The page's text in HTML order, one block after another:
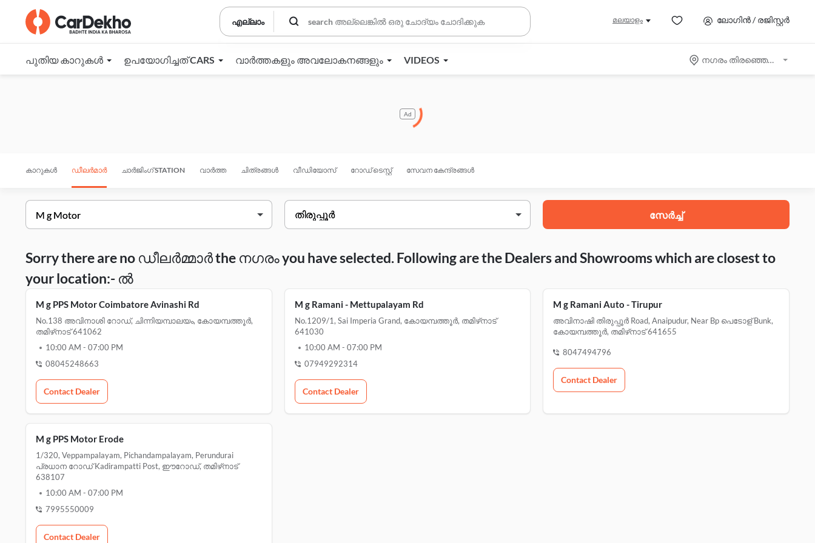
എല്ലാം മലയാളം ലോഗിൻ / രജിസ്റ്റർ
പുതിയ കാറുകൾ ഉപയോഗിച്ചത് CARS വാർത്തകളും അവലോകനങ്ങളും VIDEOS നഗരം തിരഞ്ഞെടുക്കുക
Ad
കാറുകൾ ഡീലർമാർ ചാർജിംഗ് STATION വാർത്ത ചിത്രങ്ങൾ വീഡിയോസ് റോഡ് ടെസ്റ്റ് സേവന കേന്ദ്രങ്ങൾ
സേർച്ച്
Sorry there are no ഡീലർമ്മാർ the നഗരം you have selected. Following are the Dealers and Showrooms which are closest to
your location:- ൽ
M g PPS Motor Coimbatore Avinashi Rd
No.138 അവിനാശി റോഡ്, ചിന്നിയമ്പാലയം, കോയമ്പത്തൂർ,
തമിഴ്‌നാട് 641062
10:00 AM - 07:00 PM
08045248663
Contact Dealer
M g Ramani - Mettupalayam Rd
No.1209/1, Sai Imperia Grand, കോയമ്പത്തൂർ, തമിഴ്‌നാട്
641030
10:00 AM - 07:00 PM
07949292314
Contact Dealer
M g Ramani Auto - Tirupur
അവിനാഷി തിരുപ്പൂർ Road, Anaipudur, Near Bp പെടോള് Bunk,
കോയമ്പത്തൂർ, തമിഴ്‌നാട് 641655
8047494796
Contact Dealer
M g PPS Motor Erode
1/320, Veppampalayam, Pichandampalayam, Perundurai
പ്രധാന റോഡ് Kadirampatti Post, ഈറോഡ്, തമിഴ്‌നാട്
638107
10:00 AM - 07:00 PM
7995550009
Contact Dealer